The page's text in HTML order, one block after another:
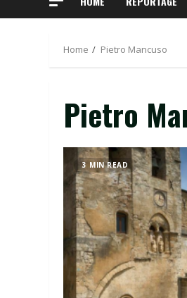
Home Pietro Mancuso
Pietro
3 MIN READ